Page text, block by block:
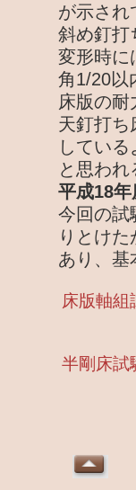
が示され
斜め釘打
変形時に
角1/20以
床版の
天釘打ち
してい
と思われ
平成18
今回の試
りとけ
あり、基
床版軸組
半剛床試